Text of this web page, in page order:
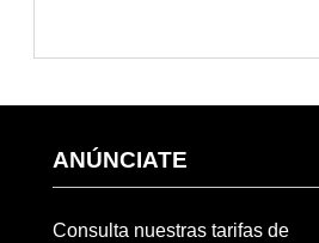
ANÚNCIATE
Consulta nuestras tarifas de